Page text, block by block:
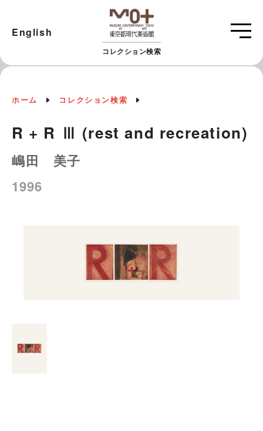
コレクション検索
English
ホーム コレクション検索
R + R Ⅲ (rest and recreation)
嶋田 美子
1996